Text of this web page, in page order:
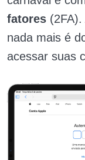
fatores
nada mais é
acessar suas